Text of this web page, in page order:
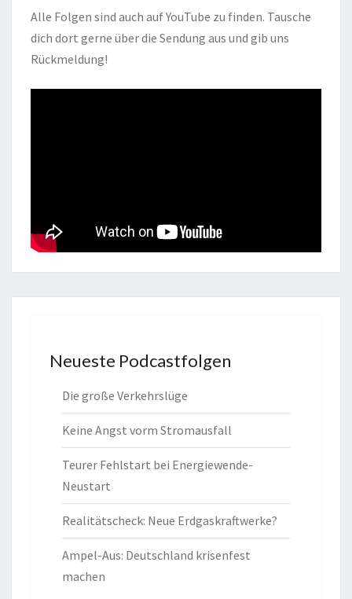
Alle Folgen sind auch auf YouTube zu finden. Tausche
dich dort gerne über die Sendung aus und gib uns
Rückmeldung!
Neueste Podcastfolgen
Die große Verkehrslüge
Keine Angst vorm Stromausfall
Teurer Fehlstart bei Energiewende-
Neustart
Realitätscheck: Neue Erdgaskraftwerke?
Ampel-Aus: Deutschland krisenfest
machen